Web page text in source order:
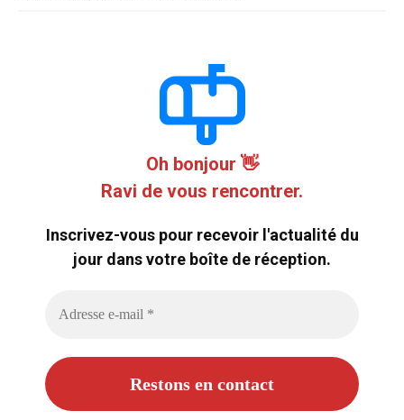
Oh bonjour 👋
Ravi de vous rencontrer.
Inscrivez-vous pour recevoir l'actualité du
jour dans votre boîte de réception.